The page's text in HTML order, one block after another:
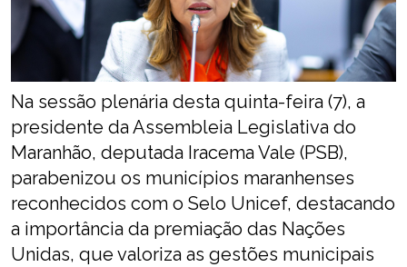
Na sessão plenária desta quinta-feira (7), a
presidente da Assembleia Legislativa do
Maranhão, deputada Iracema Vale (PSB),
parabenizou os municípios maranhenses
reconhecidos com o Selo Unicef, destacando
a importância da premiação das Nações
Unidas, que valoriza as gestões municipais